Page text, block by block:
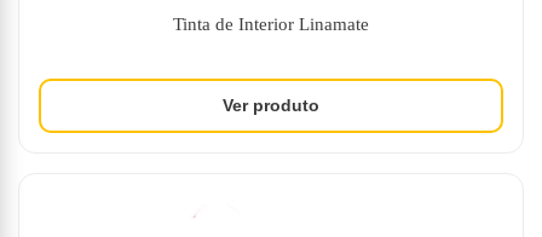
Tinta de Interior Linamate